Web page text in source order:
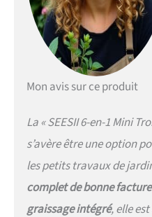
Mon avis sur ce produit
La « SEESII 6-en-1 Mini
s’avère être une option
les petits travaux de
complet de bonne facture
graissage intégré, elle